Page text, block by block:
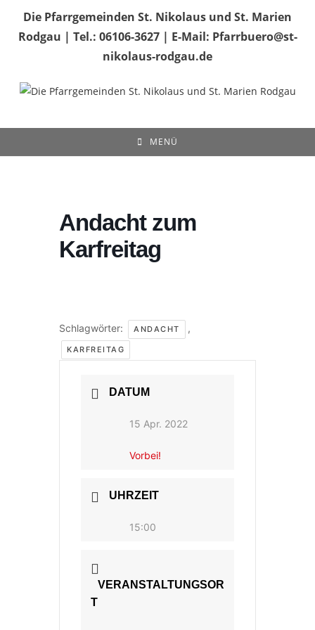
Inhalt
springen
Die Pfarrgemeinden St. Nikolaus und St. Marien
Rodgau | Tel.: 06106-3627 | E-Mail: Pfarrbuero@st-
nikolaus-rodgau.de
MENÜ
Andacht zum
Karfreitag
Schlagwörter: ANDACHT ,
KARFREITAG
DATUM
15 Apr. 2022
Vorbei!
UHRZEIT
15:00
VERANSTALTUNGSOR
T